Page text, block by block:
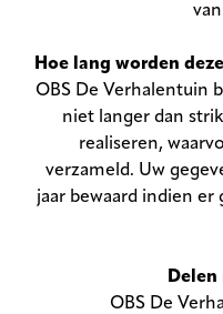
Hoe lang worden
OBS De Verhalentuin
niet langer dan
realiseren,
verzameld. Uw
jaar bewaard indien
OBS De